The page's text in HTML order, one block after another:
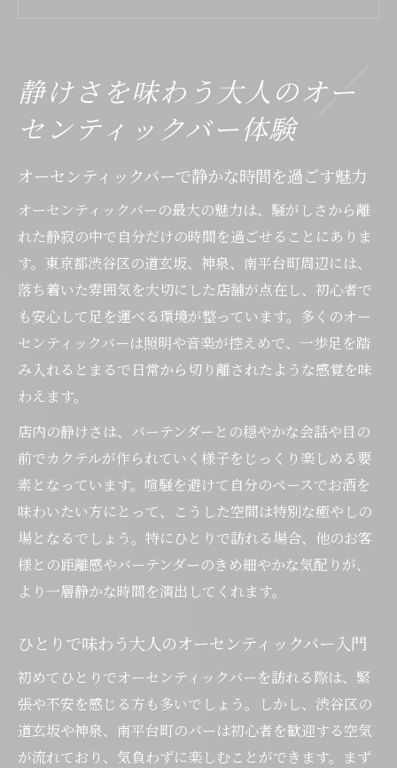
楽しみ方
初心者が安心してくつろげる渋谷のバー体
験ポイント
オーセンティックバーで感じる非日常の落
ち着き方
初心者がひとりで楽しむ渋谷エリアの隠れ家バ
ー案内
渋谷のオーセンティックバーを初心者向け
に紹介
ひとりで行っても安心な隠れ家バーの選び
方
囲気の特徴
静かなひとときを過ごせるバーの見分け方
美味しいカクテルが自慢のバーを探すコツ
映画モチーフの美味しいカクテルを堪能する方
法
映画モチーフのカクテルが楽しめるオーセ
ンティックバーの魅力
オーセンティックバーで映画を感じるカク
テルの選び方
バーテンダーに映画の好みを伝えておすす
めを聞くコツ
静けさを味わう大人のオー
センティックバー体験
オーセンティックバーで静かな時間を過ごす魅力
オーセンティックバーの最大の魅力は、騒がしさから離
れた静寂の中で自分だけの時間を過ごせることにありま
す。東京都渋谷区の道玄坂、神泉、南平台町周辺には、
落ち着いた雰囲気を大切にした店舗が点在し、初心者で
も安心して足を運べる環境が整っています。多くのオー
センティックバーは照明や音楽が控えめで、一歩足を踏
み入れるとまるで日常から切り離されたような感覚を味
わえます。
店内の静けさは、バーテンダーとの穏やかな会話や目の
前でカクテルが作られていく様子をじっくり楽しめる要
素となっています。喧騒を避けて自分のペースでお酒を
味わいたい方にとって、こうした空間は特別な癒やしの
場となるでしょう。特にひとりで訪れる場合、他のお客
様との距離感やバーテンダーのきめ細やかな気配りが、
より一層静かな時間を演出してくれます。
ひとりで味わう大人のオーセンティックバー入門
初めてひとりでオーセンティックバーを訪れる際は、緊
張や不安を感じる方も多いでしょう。しかし、渋谷区の
道玄坂や神泉、南平台町のバーは初心者を歓迎する空気
が流れており、気負わずに楽しむことができます。まず